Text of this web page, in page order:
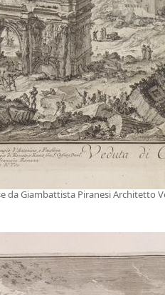
da Giambattista Piranesi Architetto